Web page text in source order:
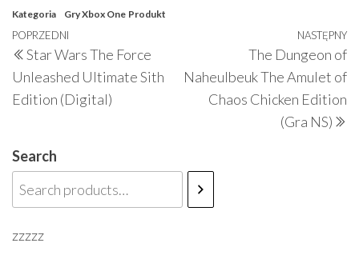
Kategoria Gry Xbox One Produkt
Nawigacja
wpisu
Poprzedni
wpis
POPRZEDNI
Star Wars The Force
Unleashed Ultimate Sith
Edition (Digital)
NASTĘPNY
The Dungeon of
Naheulbeuk The Amulet of
Chaos Chicken Edition
(Gra NS)
Search
zzzzz